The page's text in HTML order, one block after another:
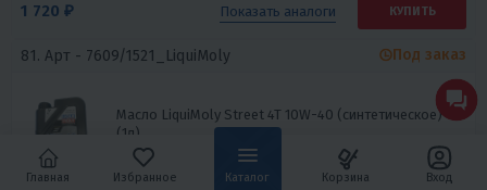
1 720 ₽ Показать аналоги КУПИТЬ
81. Арт - 7609/1521_LiquiMoly
Масло LiquiMoly Street 4T 10W-40 (синтетическое)
(1л)
Кол-во деталей в узле:
Под заказ
Главная Вход
Избранное Каталог Корзина